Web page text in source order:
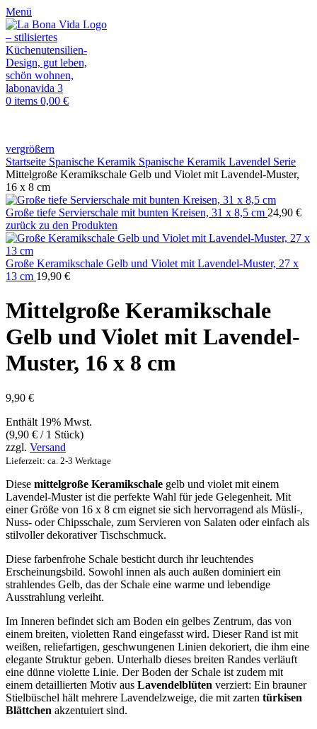
Menü
0 items 0,00 €
vergrößern
Startseite Spanische Keramik Spanische Keramik Lavendel Serie
Mittelgroße Keramikschale Gelb und Violet mit Lavendel-Muster,
16 x 8 cm
Große tiefe Servierschale mit bunten Kreisen, 31 x 8,5 cm 24,90 €
zurück zu den Produkten
Große Keramikschale Gelb und Violet mit Lavendel-Muster, 27 x
13 cm 19,90 €
Mittelgroße Keramikschale
Gelb und Violet mit Lavendel-
Muster, 16 x 8 cm
9,90 €
Enthält 19% Mwst.
(9,90 € / 1 Stück)
zzgl. Versand
Lieferzeit: ca. 2-3 Werktage
Diese mittelgroße Keramikschale gelb und violet mit einem
Lavendel-Muster ist die perfekte Wahl für jede Gelegenheit. Mit
einer Größe von 16 x 8 cm eignet sie sich hervorragend als Müsli-,
Nuss- oder Chipsschale, zum Servieren von Salaten oder einfach als
stilvoller dekorativer Tischschmuck.
Diese farbenfrohe Schale besticht durch ihr leuchtendes
Erscheinungsbild. Sowohl innen als auch außen dominiert ein
strahlendes Gelb, das der Schale eine warme und lebendige
Ausstrahlung verleiht.
Im Inneren befindet sich am Boden ein gelbes Zentrum, das von
einem breiten, violetten Rand eingefasst wird. Dieser Rand ist mit
weißen, reliefartigen, geschwungenen Linien dekoriert, die ihm eine
elegante Struktur geben. Unterhalb dieses breiten Randes verläuft
eine dünne violette Linie. Der Boden der Schale ist zudem mit
einem detaillierten Motiv aus Lavendelblüten verziert: Ein brauner
Stielbüschel hält mehrere Lavendelzweige, die mit zarten türkisen
Blättchen akzentuiert sind.